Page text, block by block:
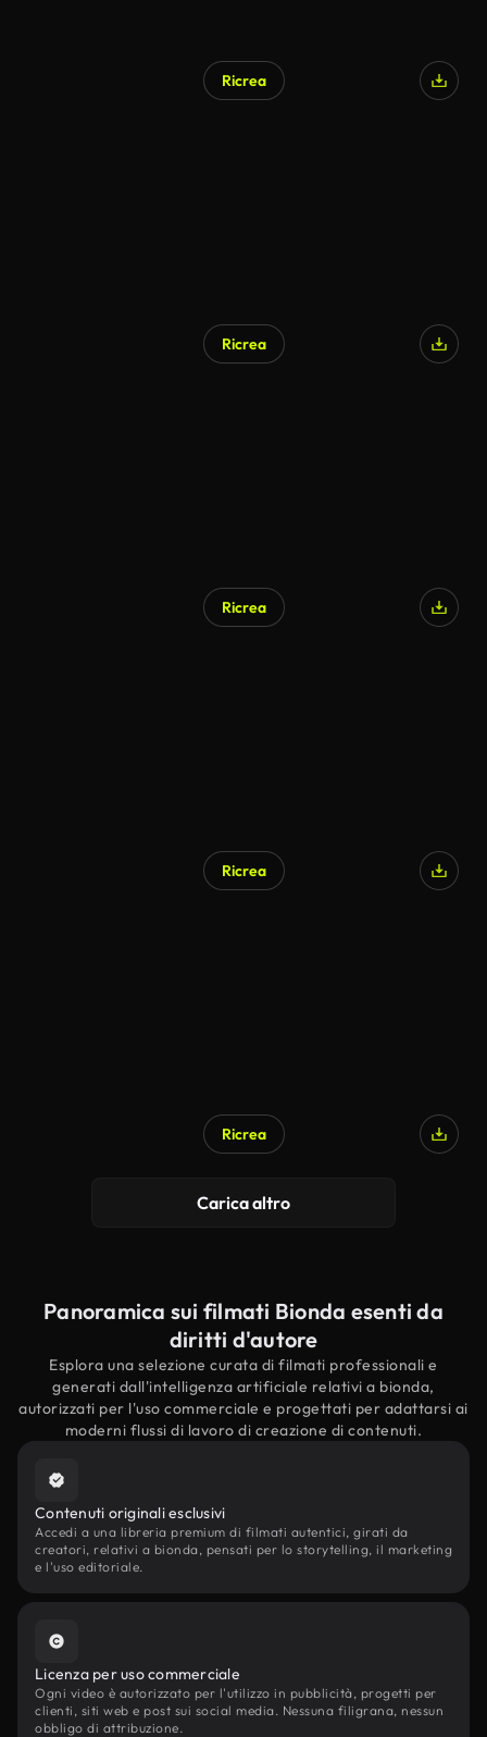
Ricrea
Ricrea
Ricrea
Ricrea
Ricrea
Carica altro
Panoramica sui filmati Bionda esenti da
diritti d'autore
Esplora una selezione curata di filmati professionali e
generati dall'intelligenza artificiale relativi a bionda,
autorizzati per l'uso commerciale e progettati per adattarsi ai
moderni flussi di lavoro di creazione di contenuti.
Contenuti originali esclusivi
Accedi a una libreria premium di filmati autentici, girati da
creatori, relativi a bionda, pensati per lo storytelling, il marketing
e l'uso editoriale.
Licenza per uso commerciale
Ogni video è autorizzato per l'utilizzo in pubblicità, progetti per
clienti, siti web e post sui social media. Nessuna filigrana, nessun
obbligo di attribuzione.